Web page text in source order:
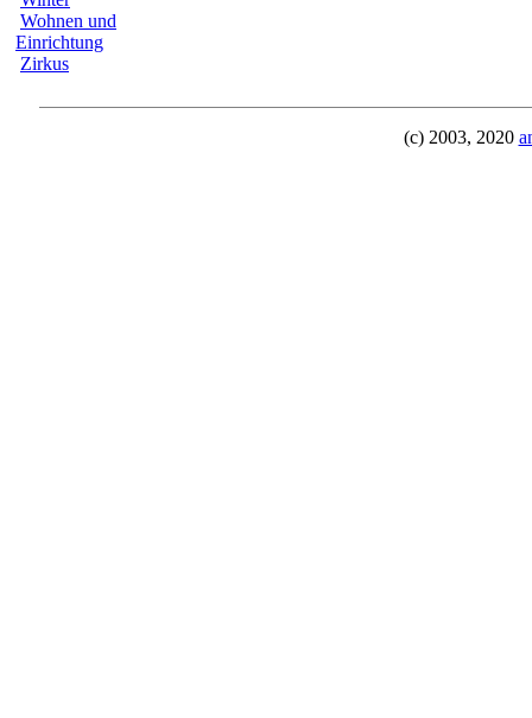
Wohnen und
Einrichtung
Zirkus
(c) 2003, 2020